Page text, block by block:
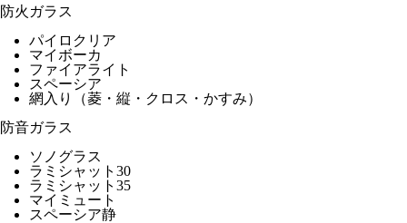
防火ガラス
パイロクリア
マイボーカ
ファイアライト
スペーシア
網入り（菱・縦・クロス・かすみ）
防音ガラス
ソノグラス
ラミシャット30
ラミシャット35
マイミュート
スペーシア静